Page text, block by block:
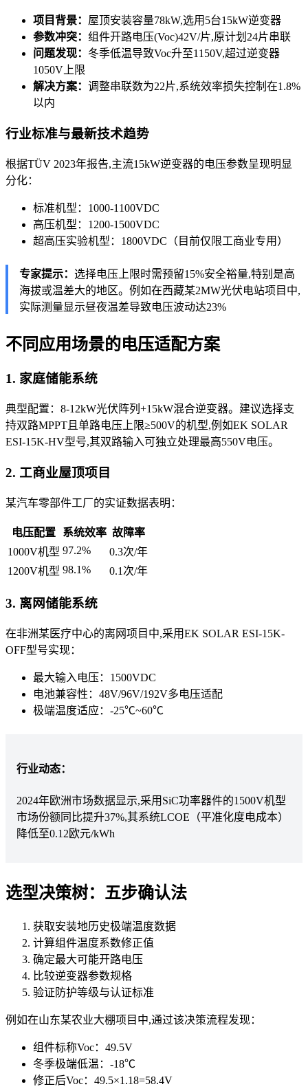
项目背景： 屋顶安装容量78kW,选用5台15kW逆变器
参数冲突： 组件开路电压(Voc)42V/片,原计划24片串联
问题发现： 冬季低温导致Voc升至1150V,超过逆变器
1050V上限
解决方案： 调整串联数为22片,系统效率损失控制在1.8%
以内
行业标准与最新技术趋势
根据TÜV 2023年报告,主流15kW逆变器的电压参数呈现明显
分化：
标准机型：1000-1100VDC
高压机型：1200-1500VDC
超高压实验机型：1800VDC（目前仅限工商业专用）
专家提示： 选择电压上限时需预留15%安全裕量,特别是高
海拔或温差大的地区。例如在西藏某2MW光伏电站项目中,
实际测量显示昼夜温差导致电压波动达23%
不同应用场景的电压适配方案
1. 家庭储能系统
典型配置：8-12kW光伏阵列+15kW混合逆变器。建议选择支
持双路MPPT且单路电压上限≥500V的机型,例如EK SOLAR
ESI-15K-HV型号,其双路输入可独立处理最高550V电压。
2. 工商业屋顶项目
某汽车零部件工厂的实证数据表明：
电压配置 系统效率 故障率
1000V机型 97.2%
0.3次/年
1200V机型 98.1% 0.1次/年
3. 离网储能系统
在非洲某医疗中心的离网项目中,采用EK SOLAR ESI-15K-
OFF型号实现：
最大输入电压：1500VDC
电池兼容性：48V/96V/192V多电压适配
极端温度适应：-25℃~60℃
行业动态：
2024年欧洲市场数据显示,采用SiC功率器件的1500V机型
市场份额同比提升37%,其系统LCOE（平准化度电成本）
降低至0.12欧元/kWh
选型决策树：五步确认法
获取安装地历史极端温度数据
计算组件温度系数修正值
确定最大可能开路电压
比较逆变器参数规格
验证防护等级与认证标准
例如在山东某农业大棚项目中,通过该决策流程发现：
组件标称Voc：49.5V
冬季极端低温：-18℃
修正后Voc：49.5×1.18=58.4V